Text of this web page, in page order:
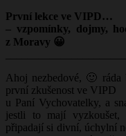
První lekce ve VIPD…
– vzpomínky, dojmy,
z Moravy 😀
Ahoj nezbedové, 🙂
první zkušenost ve VIPD
u Paní Vychovatelky, a
jestli to mají vyzkoušet,
připadají si divní, úchylní